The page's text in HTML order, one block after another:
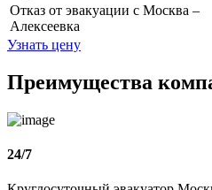
Отказ от эвакуации с Москва –
Алексеевка
Узнать цену
Преимущества
24/7